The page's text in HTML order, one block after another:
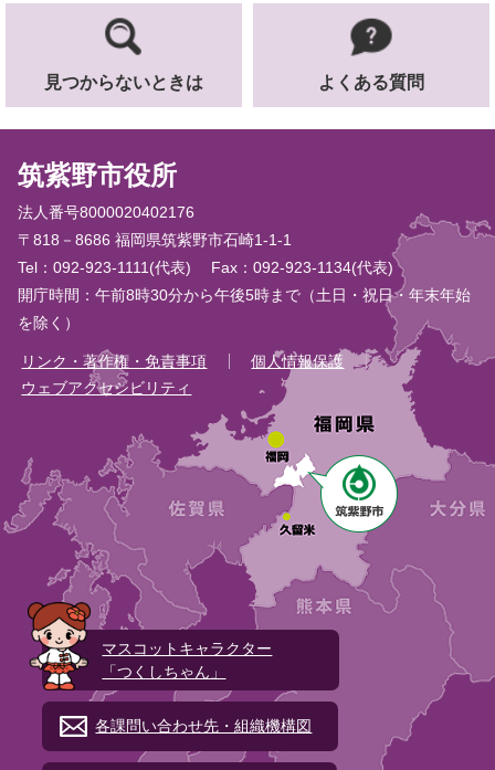
見つからないときは よくある質問
筑紫野市役所
法人番号8000020402176
〒818－8686 福岡県筑紫野市石崎1-1-1
Tel：092-923-1111(代表)
Fax：092-923-1134(代表)
開庁時間：午前8時30分から午後5時まで（土日・祝日・年末年始
を除く）
リンク・著作権・免責事項
個人情報保護
ウェブアクセシビリティ
マスコットキャラクター
「つくしちゃん」
各課問い合わせ先・組織機構図